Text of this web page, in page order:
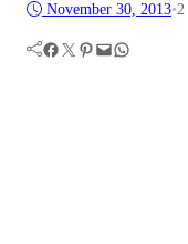
November 30, 2013•2
Facebook Twitter Pinterest Mail WhatsApp